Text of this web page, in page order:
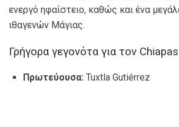
ενεργό ηφαίστειο, καθώς και ένα
ιθαγενών Μάγιας.
Γρήγορα γεγονότα για τον Chiapas
Πρωτεύουσα: Tuxtla Gutiérrez